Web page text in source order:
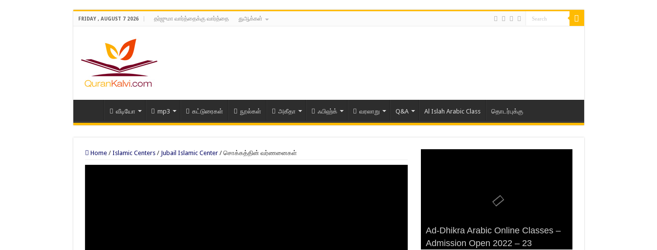
FRIDAY , AUGUST 7 2026 தர்ஜுமா வார்த்தைக்கு வார்த்தை துஆக்கள்
வீடியோ mp3 கட்டுரைகள் நூல்கள் அகீதா ஃபிஹ்க் வரலாறு Q&A Al Islah Arabic Class தொடர்புக்கு
Home / Islamic Centers / Jubail Islamic Center / சொக்கத்தின் வர்ணனைகள்
Ad-Dhikra Arabic Online Classes –
Admission Open 2022 – 23
Ad-Dhikra Arabic Online Classes –
BA Arabic
AD DHIKRA ARABIC COLLEGE
ADMISSION
Hajiri Masjid (Kuwait Masjid), Malaz,
Riyadh